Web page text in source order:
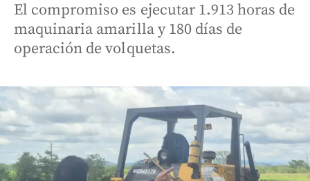
El compromiso es ejecutar 1.913 horas de
maquinaria amarilla y 180 días de
operación de volquetas.